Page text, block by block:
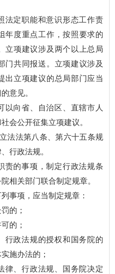
法定职能和意识形态工作责
年度重点工作，按照要求的
立项建议涉及两个以上总局
门共同报送。立项建议涉及
出立项建议的总局部门应当
意见。
以向省、自治区、直辖市人
会公开征集立项建议。
法法第八条、第六十五条规
行政法规。
责的事项，制定行政法规条
相关部门联合制定规章。
事项，应当制定规章：
的；
的；
行政法规的授权和国务院的
施办法的；
律、行政法规、国务院决定